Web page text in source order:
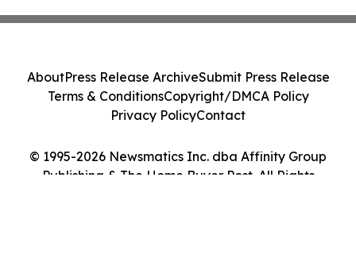
© 1995-2026 Newsmatics Inc. dba Affinity Group
Publishing & The Home Buyer Post. All Rights
AboutPress Release ArchiveSubmit Press Release
Terms & ConditionsCopyright/DMCA Policy
Privacy PolicyContact